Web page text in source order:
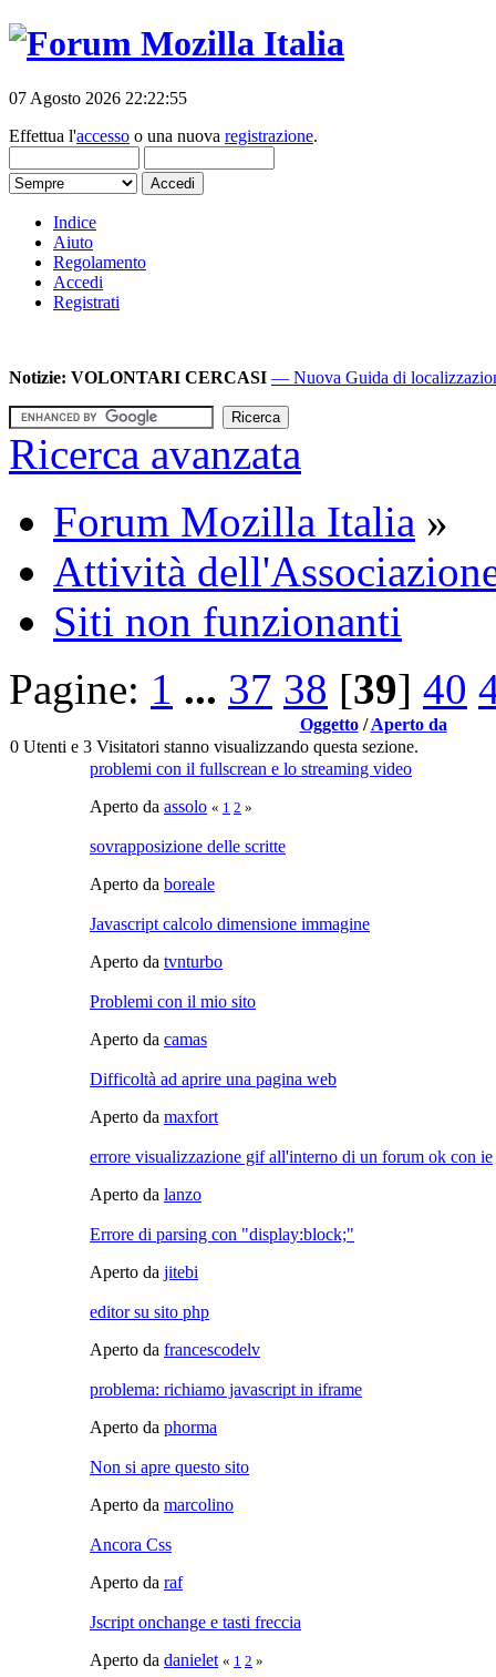
07 Agosto 2026 22:22:55
Effettua l'accesso o una nuova registrazione.
Indice
Aiuto
Regolamento
Accedi
Registrati
Notizie: VOLONTARI CERCASI — Nuova Guida di
Ricerca avanzata
Forum Mozilla Italia »
Attività
Siti non funzionanti
Pagine: 1 ... 37 38 [39] 40
Oggetto/Aperto da
0 Utenti e 3 Visitatori stanno visualizzando questa sezione.
problemi con il fullscrean e lo streaming video
Aperto da assolo « 1 2 »
sovrapposizione delle scritte
Aperto da boreale
Javascript calcolo dimensione immagine
Aperto da tvnturbo
Problemi con il mio sito
Aperto da camas
Difficoltà ad aprire una pagina web
Aperto da maxfort
errore visualizzazione gif all'interno di un forum ok con ie
Aperto da lanzo
Errore di parsing con "display:block;"
Aperto da jitebi
editor su sito php
Aperto da francescodelv
problema: richiamo javascript in iframe
Aperto da phorma
Non si apre questo sito
Aperto da marcolino
Ancora Css
Aperto da raf
Jscript onchange e tasti freccia
Aperto da danielet « 1 2 »